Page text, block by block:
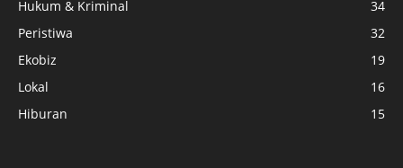
Hukum & Kriminal
34
Peristiwa
32
Ekobiz
19
Lokal
16
Hiburan
15